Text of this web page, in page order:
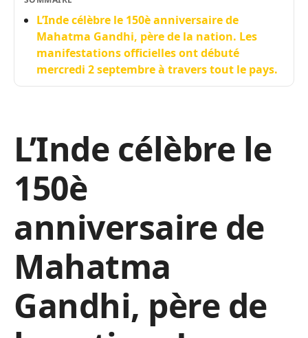
L’Inde célèbre le 150è anniversaire de
Mahatma Gandhi, père de la nation. Les
manifestations officielles ont débuté
mercredi 2 septembre à travers tout le pays.
L’Inde célèbre le
150è
anniversaire de
Mahatma
Gandhi, père de